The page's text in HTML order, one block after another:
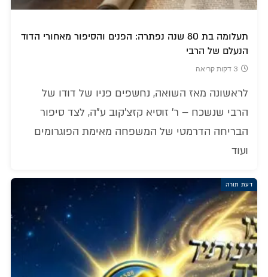
תעלומה בת 80 שנה נפתרה: הפנים והסיפור מאחורי הדוד
הנעלם של הרבי
3 דקות קריאה
לראשונה מאז השואה, נחשפים פניו של דודו של
הרבי שנשכח – ר' זוסיא קזצ'קוב ע"ה, לצד סיפור
הבריחה הדרמטי של המשפחה מאימת הפוגרומים
ועוד
דעת תורה